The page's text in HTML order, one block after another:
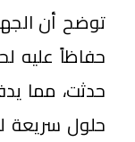
توضح أن
حفاظاً عليه
حدثت، مما
حلول سريعة